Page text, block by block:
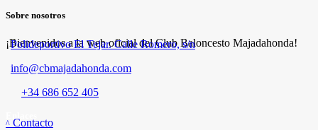
Sobre nosotros
¡Bienvenidos a la web oficial del Club Baloncesto Majadahonda!
Polideportivo El Tejar. Calle Romero, s/n
info@cbmajadahonda.com
+34 686 652 405
Contacto